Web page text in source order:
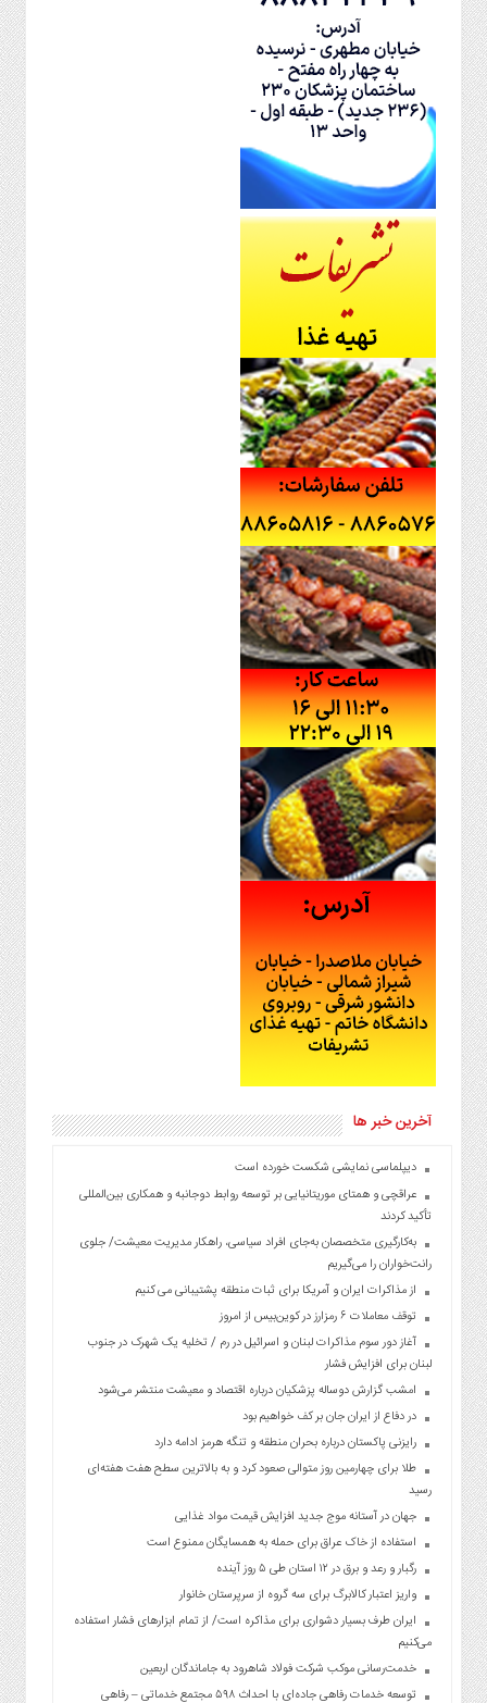
آخرین خبر ها
دیپلماسی نمایشی شکست خورده است
عراقچی و همتای موریتانیایی بر توسعه روابط دوجانبه و همکاری بین‌المللی
تأکید کردند
به‌کارگیری متخصصان به‌جای افراد سیاسی، راهکار مدیریت معیشت/ جلوی
رانت‌خواران را می‌گیریم
از مذاکرات ایران و آمریکا برای ثبات منطقه پشتیبانی می کنیم
توقف معاملات ۶ رمزارز در کوین‌بیس از امروز
آغاز دور سوم مذاکرات لبنان و اسرائیل در رم / تخلیه یک شهرک در جنوب
لبنان برای افزایش فشار
امشب گزارش دوساله پزشکیان درباره اقتصاد و معیشت منتشر می‌شود
در دفاع از ایران جان بر کف خواهیم بود
رایزنی پاکستان درباره بحران منطقه و تنگه هرمز ادامه دارد
طلا برای چهارمین روز متوالی صعود کرد و به بالاترین سطح هفت هفته‌ای
رسید
جهان در آستانه موج جدید افزایش قیمت مواد غذایی
استفاده از خاک عراق برای حمله به همسایگان ممنوع است
رگبار و رعد و برق در ۱۲ استان طی ۵ روز آینده
واریز اعتبار کالابرگ برای سه گروه از سرپرستان خانوار
ایران طرف بسیار دشواری برای مذاکره است/ از تمام ابزارهای فشار استفاده
می‌کنیم
خدمت‌رسانی موکب شرکت فولاد شاهرود به جاماندگان اربعین
توسعه خدمات رفاهی جاده‌ای با احداث ۵۹۸ مجتمع خدماتی – رفاهی